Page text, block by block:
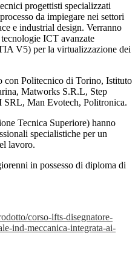
progettisti specializzati
da impiegare nei settori
e industrial design. Verranno
ICT avanzate
V5) per la virtualizzazione dei
con Politecnico di Torino, Istituto
Matworks S.R.L, Step
Man Evotech, Politronica.
Tecnica Superiore) hanno
specialistiche per un
lavoro.
in possesso di diploma di
corso-ifts-disegnatore-
ind-meccanica-integrata-ai-